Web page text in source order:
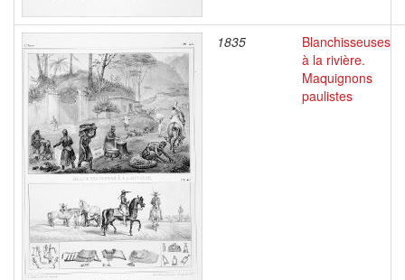
1835
Blanchisseuses
à la rivière.
Maquignons
paulistes